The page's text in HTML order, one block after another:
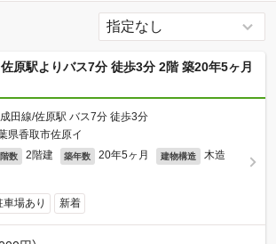
佐原駅よりバス7分 徒歩3分 2階 築20年5ヶ月
田線/佐原駅 バス7分 徒歩3分
県香取市佐原イ
数 2階建 築年数 20年5ヶ月 建物構造 木造
車場あり 新着